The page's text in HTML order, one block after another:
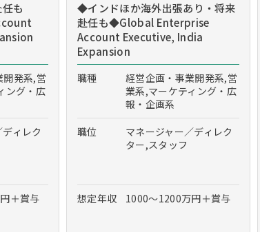
も
開発系,営
ング・広
ィレク
＋賞与
◆インドほか海外出張あり・将来
赴任も◆Global Enterprise
Account Executive, India
Expansion
職種
経営企画・事業開発系,営
業系,マーケティング・広
報・企画系
職位
マネージャー／ディレク
ター,スタッフ
想定年収 1000～1200万円＋賞与